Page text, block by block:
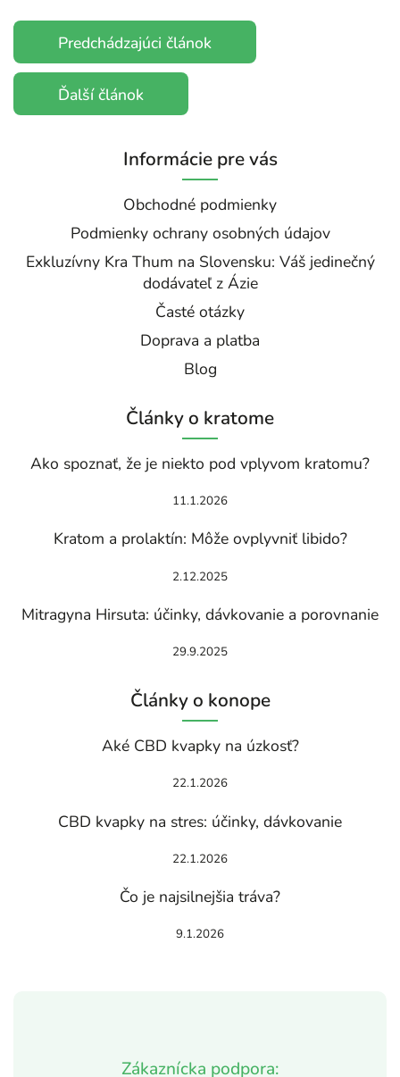
Predchádzajúci článok
Ďalší článok
Zákaznícka podpora:
Informácie pre vás
Obchodné podmienky
Podmienky ochrany osobných údajov
Exkluzívny Kra Thum na Slovensku: Váš jedinečný
dodávateľ z Ázie
Časté otázky
Doprava a platba
Blog
Články o kratome
Ako spoznať, že je niekto pod vplyvom kratomu?
11.1.2026
Kratom a prolaktín: Môže ovplyvniť libido?
2.12.2025
Mitragyna Hirsuta: účinky, dávkovanie a porovnanie
29.9.2025
Články o konope
Aké CBD kvapky na úzkosť?
22.1.2026
CBD kvapky na stres: účinky, dávkovanie
22.1.2026
Čo je najsilnejšia tráva?
9.1.2026